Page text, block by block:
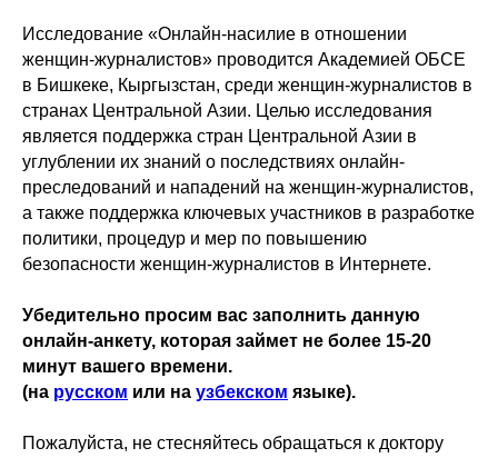
Исследование «Онлайн-насилие в отношении
женщин-журналистов» проводится Академией ОБСЕ
в Бишкеке, Кыргызстан, среди женщин-журналистов в
странах Центральной Азии. Целью исследования
является поддержка стран Центральной Азии в
углублении их знаний о последствиях онлайн-
преследований и нападений на женщин-журналистов,
а также поддержка ключевых участников в разработке
политики, процедур и мер по повышению
безопасности женщин-журналистов в Интернете.
Убедительно просим вас заполнить данную
онлайн-анкету, которая займет не более 15-20
минут вашего времени.
(на русском или на узбекском языке).
Пожалуйста, не стесняйтесь обращаться к доктору